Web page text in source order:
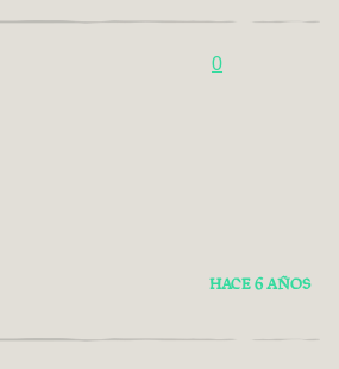
0
HACE 6 AÑOS